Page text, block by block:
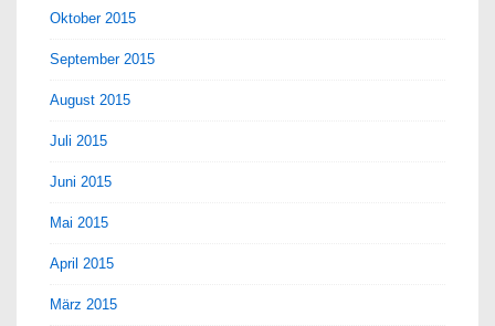
Oktober 2015
September 2015
August 2015
Juli 2015
Juni 2015
Mai 2015
April 2015
März 2015